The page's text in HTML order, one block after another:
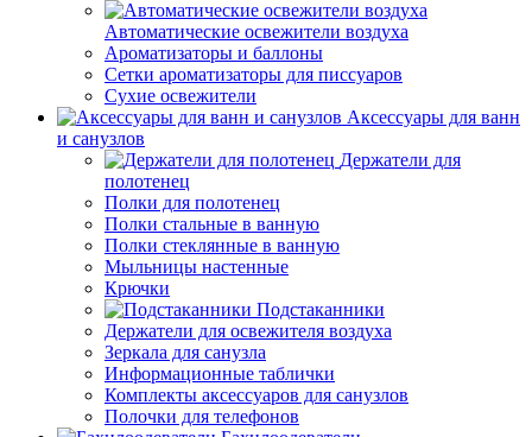
Автоматические освежители воздуха
Ароматизаторы и баллоны
Сетки ароматизаторы для писсуаров
Сухие освежители
Аксессуары для ванн
и санузлов
Держатели для
полотенец
Полки для полотенец
Полки стальные в ванную
Полки стеклянные в ванную
Мыльницы настенные
Крючки
Подстаканники
Держатели для освежителя воздуха
Зеркала для санузла
Информационные таблички
Комплекты аксессуаров для санузлов
Полочки для телефонов